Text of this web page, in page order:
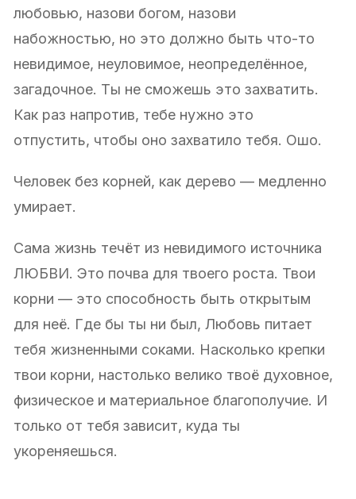
любовью, назови богом, назови
набожностью, но это должно быть что-то
невидимое, неуловимое, неопределённое,
загадочное. Ты не сможешь это захватить.
Как раз напротив, тебе нужно это
отпустить, чтобы оно захватило тебя. Ошо.
Человек без корней, как дерево — медленно
умирает.
Сама жизнь течёт из невидимого источника
ЛЮБВИ. Это почва для твоего роста. Твои
корни — это способность быть открытым
для неё. Где бы ты ни был, Любовь питает
тебя жизненными соками. Насколько крепки
твои корни, настолько велико твоё духовное,
физическое и материальное благополучие. И
только от тебя зависит, куда ты
укореняешься.